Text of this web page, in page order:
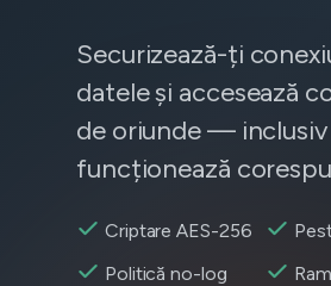
Securizează-ți
datele și accesează
de oriunde — inclusiv
funcționează
Criptare AES-256
Politică no-log